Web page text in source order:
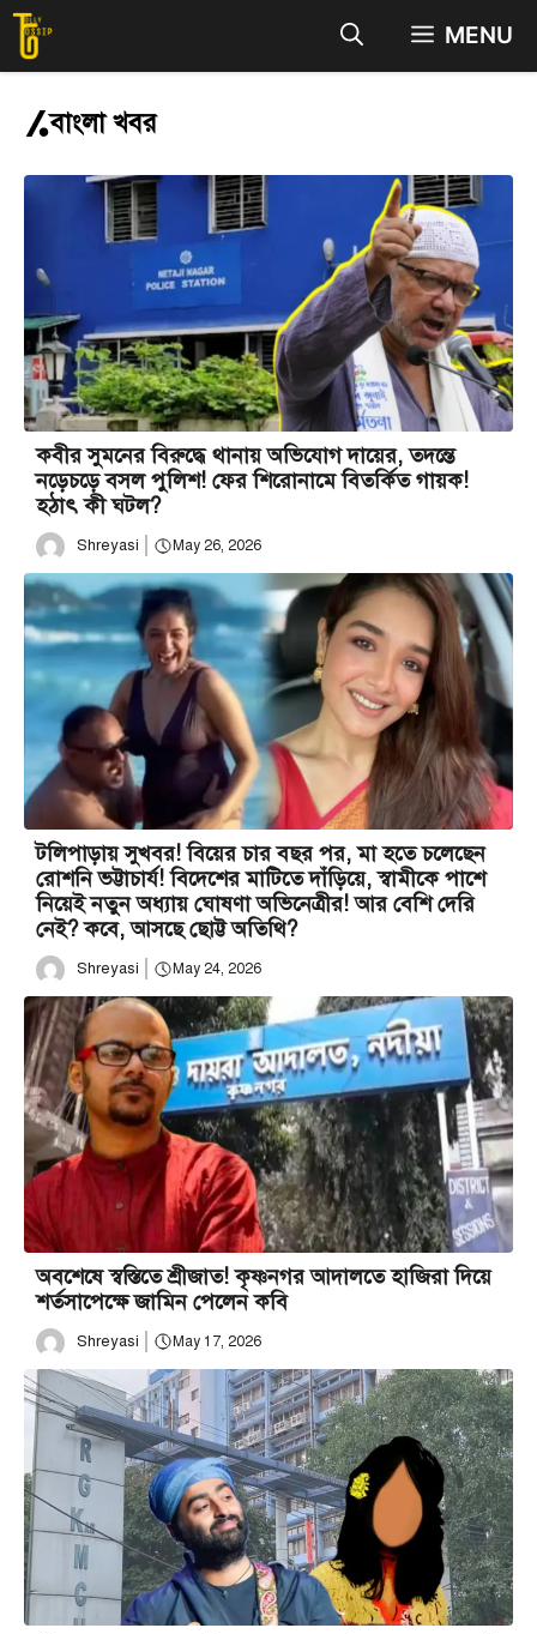
Skip
content
MENU
বাংলা খবর
কবীর সুমনের বিরুদ্ধে থানায় অভিযোগ দায়ের, তদন্তে
নড়েচড়ে বসল পুলিশ! ফের শিরোনামে বিতর্কিত গায়ক!
হঠাৎ কী ঘটল?
Shreyasi May 26, 2026
টলিপাড়ায় সুখবর! বিয়ের চার বছর পর, মা হতে চলেছেন
রোশনি ভট্টাচার্য! বিদেশের মাটিতে দাঁড়িয়ে, স্বামীকে পাশে
নিয়েই নতুন অধ্যায় ঘোষণা অভিনেত্রীর! আর বেশি দেরি
নেই? কবে, আসছে ছোট্ট অতিথি?
Shreyasi May 24, 2026
অবশেষে স্বস্তিতে শ্রীজাত! কৃষ্ণনগর আদালতে হাজিরা দিয়ে
শর্তসাপেক্ষে জামিন পেলেন কবি
Shreyasi May 17, 2026